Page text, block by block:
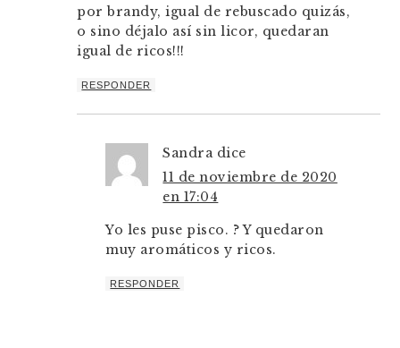
por brandy, igual de rebuscado quizás,
o sino déjalo así sin licor, quedaran
igual de ricos!!!
RESPONDER
Sandra dice
11 de noviembre de 2020
en 17:04
Yo les puse pisco. ? Y quedaron
muy aromáticos y ricos.
RESPONDER